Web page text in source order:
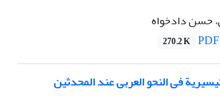
حسن دادخواه
270.2 K
فی النحو العربی عند المحدثین